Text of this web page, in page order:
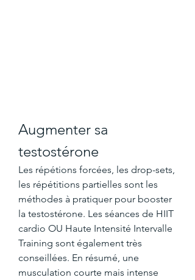
Augmenter sa
testostérone
Les répétions forcées, les drop-sets,
les répétitions partielles sont les
méthodes à pratiquer pour booster
la testostérone. Les séances de HIIT
cardio OU Haute Intensité Intervalle
Training sont également très
conseillées. En résumé, une
musculation courte mais intense